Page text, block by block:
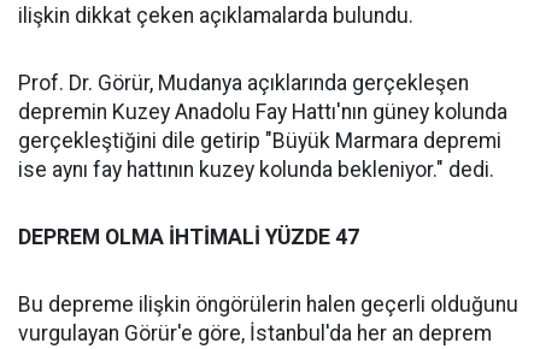
ilişkin dikkat çeken açıklamalarda bulundu.
Prof. Dr. Görür, Mudanya açıklarında gerçekleşen
depremin Kuzey Anadolu Fay Hattı'nın güney kolunda
gerçekleştiğini dile getirip "Büyük Marmara depremi
ise aynı fay hattının kuzey kolunda bekleniyor." dedi.
DEPREM OLMA İHTİMALİ YÜZDE 47
Bu depreme ilişkin öngörülerin halen geçerli olduğunu
vurgulayan Görür'e göre, İstanbul'da her an deprem